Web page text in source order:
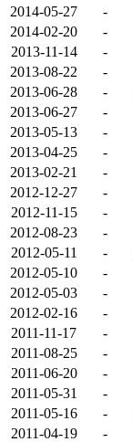
2014-05-27
-
2014-02-20
-
2013-11-14
-
2013-08-22
-
2013-06-28
-
2013-06-27
-
2013-05-13
-
2013-04-25
-
2013-02-21
-
2012-12-27
-
2012-11-15
-
2012-08-23
-
2012-05-11
-
2012-05-10
-
2012-05-03
-
2012-02-16
-
2011-11-17
-
2011-08-25
-
2011-06-20
-
2011-05-31
-
2011-05-16
-
2011-04-19
-